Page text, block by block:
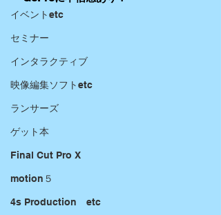
イベントetc
セミナー
インタラクティブ
映像編集ソフトetc
ランサーズ
ゲット本
Final Cut Pro X
motion５
4s Production etc